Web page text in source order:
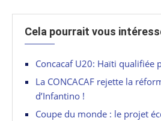
Cela pourrait vous
Concacaf U20: Haïti qualifiée
La CONCACAF rejette la
d’Infantino !
Coupe du monde : le projet